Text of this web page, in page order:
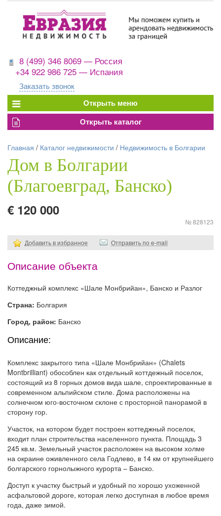
8 (499) 346 8069 — Россия
+34 922 986 725 — Испания
Заказать звонок
Главная / Каталог недвижимости / Недвижимость в Болгарии
Дом в Болгарии
(Благоевград, Банско)
€ 120 000
№ 828123
Добавить в избранное Отправить по e-mail
Описание объекта
Коттеджный комплекс «Шале Монбрийан», Банско и Разлог
Страна: Болгария
Город, район: Банско
Описание:
Комплекс закрытого типа «Шале Монбрийан» (Chalets
Montbrilliant) обособлен как отдельный коттдежный поселок,
состоящий из 8 горных домов вида шале, спроектированные в
современном альпийском стиле. Дома расположены на
солнечном юго-восточном склоне с просторной панорамой в
сторону гор.
Участок, на котором будет построен коттеджный поселок,
входит план строительства населенного пункта. Площадь 3
245 кв.м. Земельный участок расположен на высоком холме
на окраине оживленного села Годлево, в 14 км от крупнейшего
болгарского горнолыжного курорта – Банско.
Доступ к участку быстрый и удобный по хорошо ухоженной
асфальтовой дороге, которая легко доступная в любое время
года, даже зимой.